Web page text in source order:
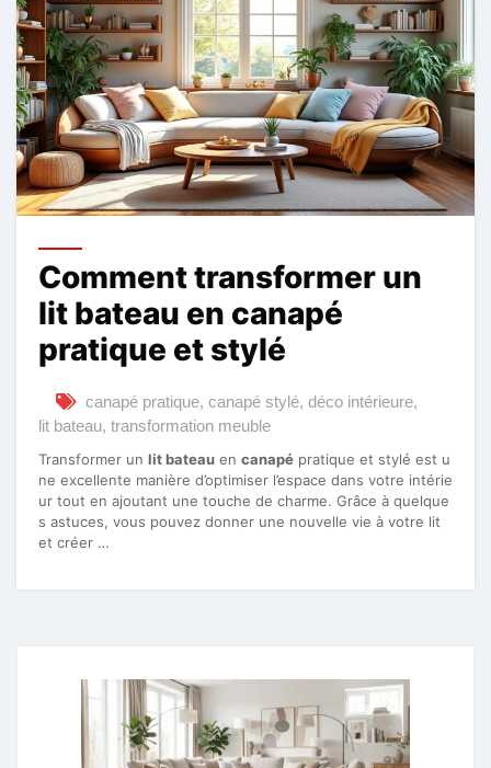
Comment transformer un
lit bateau en canapé
pratique et stylé
canapé pratique, canapé stylé, déco intérieure,
lit bateau, transformation meuble
Transformer un lit bateau en canapé pratique et stylé est u
ne excellente manière d’optimiser l’espace dans votre intérie
ur tout en ajoutant une touche de charme. Grâce à quelque
s astuces, vous pouvez donner une nouvelle vie à votre lit
et créer …